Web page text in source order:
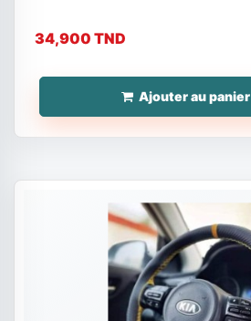
34,900 TND
Ajouter au panier